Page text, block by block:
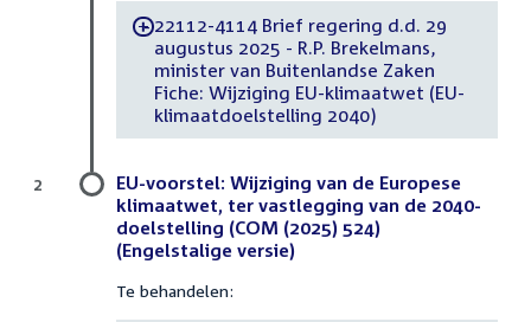
-22112-4114 Brief regering d.d. 29
augustus 2025 - R.P. Brekelmans,
minister van Buitenlandse Zaken
Fiche: Wijziging EU-klimaatwet (EU-
klimaatdoelstelling 2040)
EU-voorstel: Wijziging van de Europese
klimaatwet, ter vastlegging van de 2040-
doelstelling (COM (2025) 524)
(Engelstalige versie)
Te behandelen:
2